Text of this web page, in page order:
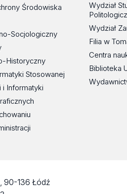
Środowiska
Socjologiczny
Historyczny
Stosowanej
i Informatyki
Wydział
Wydział
Filia w
Centra
Biblioteka
90-136 Łódź